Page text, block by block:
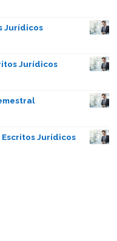
Jurídicos
Jurídicos
Escritos Jurídicos